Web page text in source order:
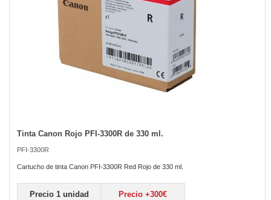
Tinta Canon Rojo PFI-3300R de 330 ml.
PFI-3300R
Cartucho de tinta Canon PFI-3300R Red Rojo de 330 ml.
Precio 1 unidad Precio +300€
Skip
the
beginning
the
images